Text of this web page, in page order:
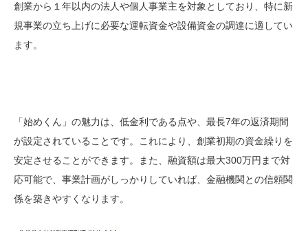
創業から１年以内の法人や個人事業主を対象としており、特に新
規事業の立ち上げに必要な運転資金や設備資金の調達に適してい
ます。
「始めくん」の魅力は、低金利である点や、最長7年の返済期間
が設定されていることです。これにより、創業初期の資金繰りを
安定させることができます。また、融資額は最大300万円まで対
応可能で、事業計画がしっかりしていれば、金融機関との信頼関
係を築きやすくなります。